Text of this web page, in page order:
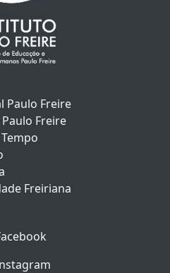
Paulo Freire
Freire
Freiriana